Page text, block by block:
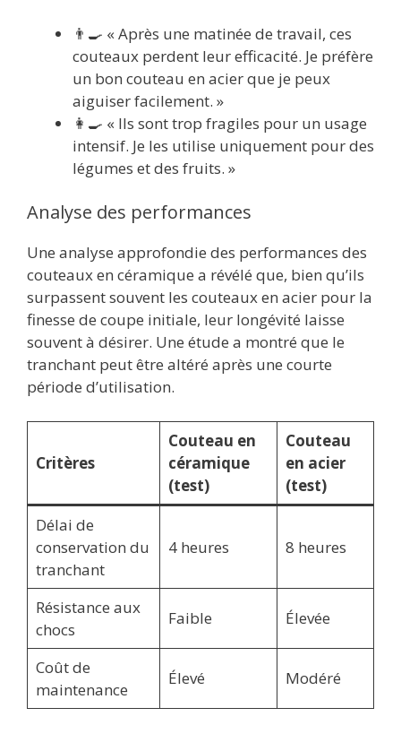
👨‍🍳 « Après une matinée de travail, ces
couteaux perdent leur efficacité. Je préfère
un bon couteau en acier que je peux
aiguiser facilement. »
👩‍🍳 « Ils sont trop fragiles pour un usage
intensif. Je les utilise uniquement pour des
légumes et des fruits. »
Analyse des performances
Une analyse approfondie des performances des
couteaux en céramique a révélé que, bien qu’ils
surpassent souvent les couteaux en acier pour la
finesse de coupe initiale, leur longévité laisse
souvent à désirer. Une étude a montré que le
tranchant peut être altéré après une courte
période d’utilisation.
Critères
Couteau en
céramique
(test)
Couteau
en acier
(test)
Délai de
conservation du
tranchant
4 heures 8 heures
Résistance aux
chocs
Faible Élevée
Coût de
maintenance
Élevé Modéré